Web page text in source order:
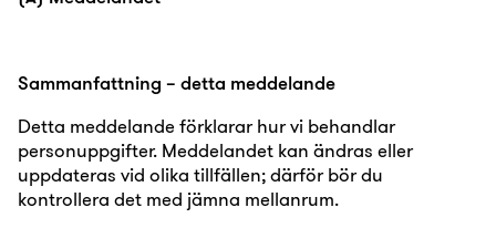
Sammanfattning – detta meddelande
Detta meddelande förklarar hur vi behandlar
personuppgifter. Meddelandet kan ändras eller
uppdateras vid olika tillfällen; därför bör du
kontrollera det med jämna mellanrum.